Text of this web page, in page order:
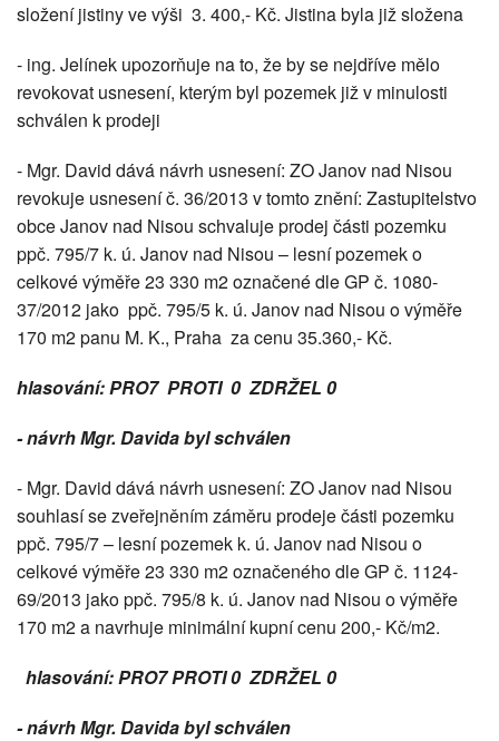
složení jistiny ve výši 3. 400,- Kč. Jistina byla již složena
- ing. Jelínek upozorňuje na to, že by se nejdříve mělo
revokovat usnesení, kterým byl pozemek již v minulosti
schválen k prodeji
- Mgr. David dává návrh usnesení: ZO Janov nad Nisou
revokuje usnesení č. 36/2013 v tomto znění: Zastupitelstvo
obce Janov nad Nisou schvaluje prodej části pozemku
ppč. 795/7 k. ú. Janov nad Nisou – lesní pozemek o
celkové výměře 23 330 m2 označené dle GP č. 1080-
37/2012 jako ppč. 795/5 k. ú. Janov nad Nisou o výměře
170 m2 panu M. K., Praha za cenu 35.360,- Kč.
hlasování: PRO7 PROTI 0 ZDRŽEL 0
-návrh Mgr. Davida byl schválen
- Mgr. David dává návrh usnesení: ZO Janov nad Nisou
souhlasí se zveřejněním záměru prodeje části pozemku
ppč. 795/7 – lesní pozemek k. ú. Janov nad Nisou o
celkové výměře 23 330 m2 označeného dle GP č. 1124-
69/2013 jako ppč. 795/8 k. ú. Janov nad Nisou o výměře
170 m2 a navrhuje minimální kupní cenu 200,- Kč/m2.
hlasování: PRO7 PROTI 0 ZDRŽEL 0
- návrh Mgr. Davida byl schválen